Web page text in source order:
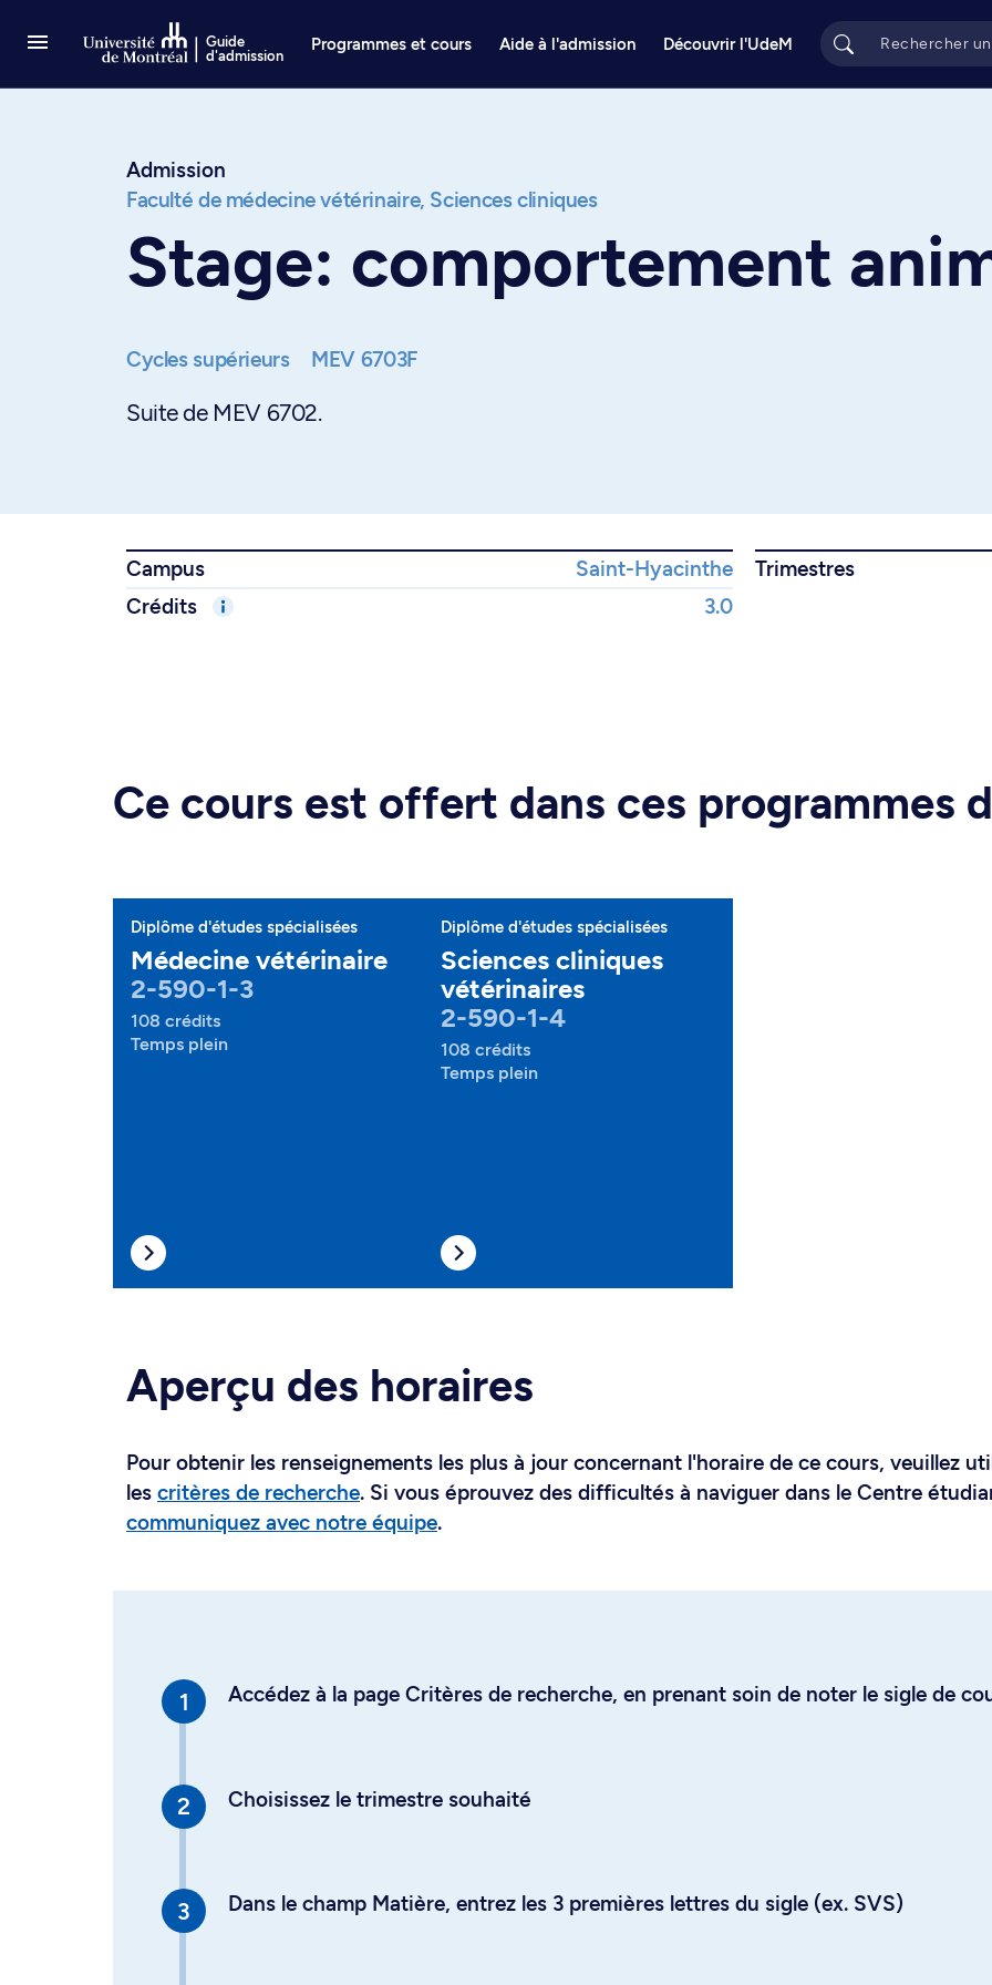
Guide
d'admission
Programmes et cours Aide à l'admission Découvrir l'UdeM
Admission
Faculté de médecine vétérinaire, Sciences cliniques
Stage: comportement
Cycles supérieurs MEV 6703F
Suite de MEV 6702.
Campus Saint-Hyacinthe Trimestres
Crédits
3.0
Ce cours est offert dans ces programmes
Diplôme d'études spécialisées
Médecine vétérinaire
2-590-1-3
108 crédits
Temps plein
Diplôme d'études spécialisées
Sciences cliniques
vétérinaires
2-590-1-4
108 crédits
Temps plein
Aperçu des horaires
Pour obtenir les renseignements les plus à jour concernant l'horaire de ce cours, veuillez
les critères de recherche. Si vous éprouvez des difficultés à naviguer dans le Centre
communiquez avec notre équipe.
Accédez à la page Critères de recherche, en prenant soin de noter le sigle de
Choisissez le trimestre souhaité
Dans le champ Matière, entrez les 3 premières lettres du sigle (ex. SVS)